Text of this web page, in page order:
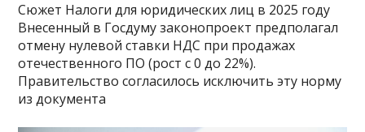
Сюжет Налоги для юридических лиц в 2025 году
Внесенный в Госдуму законопроект предполагал
отмену нулевой ставки НДС при продажах
отечественного ПО (рост с 0 до 22%).
Правительство согласилось исключить эту норму
из документа